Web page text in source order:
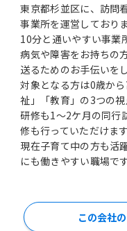
東京都杉並区に、訪問
事業所を運営しており
10分と通いやすい事業
病気や障害をお持ちの
送るためのお手伝いを
対象となる方は0歳か
祉」「教育」の3つの視
研修も1～2ケ月の同行
修も行っていただけます
現在子育て中の方も活
にも働きやすい職場です
この会社